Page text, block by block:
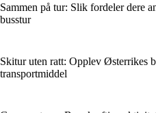
Sammen på tur: Slik fordeler dere
busstur
Skitur uten ratt: Opplev Østerrikes
transportmiddel